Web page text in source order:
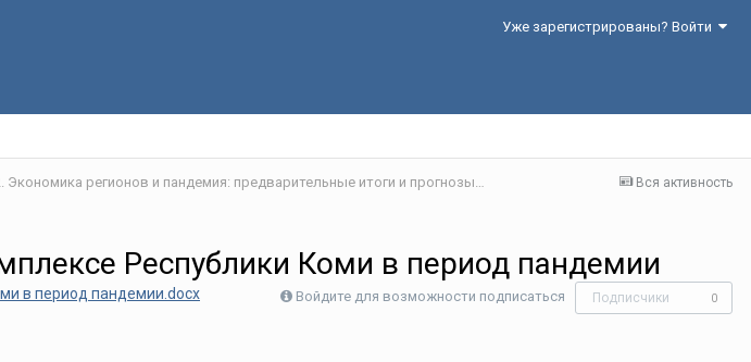
Уже зарегистрированы? Войти
Вся активность
Секция 2. Экономика регионов и пандемия: предварительные итоги и прогнозы
Республики Коми в период пандемии
Войдите для возможности подписаться Подписчики 0
в период пандемии.docx